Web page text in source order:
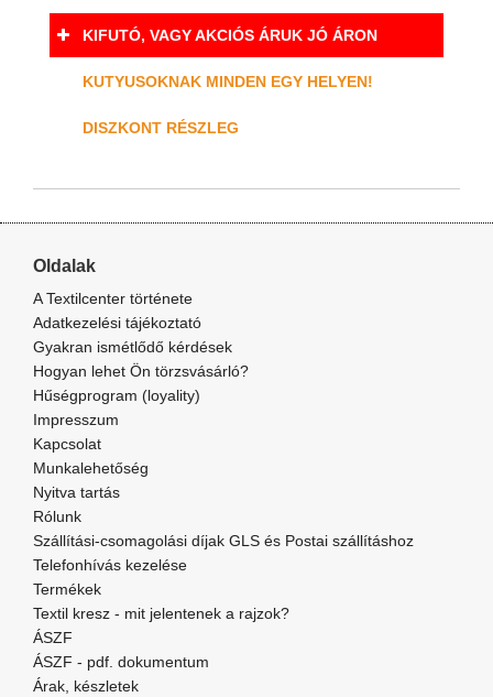
KIFUTÓ, VAGY AKCIÓS ÁRUK JÓ ÁRON
KUTYUSOKNAK MINDEN EGY HELYEN!
DISZKONT RÉSZLEG
Oldalak
A Textilcenter története
Adatkezelési tájékoztató
Gyakran ismétlődő kérdések
Hogyan lehet Ön törzsvásárló?
Hűségprogram (loyality)
Impresszum
Kapcsolat
Munkalehetőség
Nyitva tartás
Rólunk
Szállítási-csomagolási díjak GLS és Postai szállításhoz
Telefonhívás kezelése
Termékek
Textil kresz - mit jelentenek a rajzok?
ÁSZF
ÁSZF - pdf. dokumentum
Árak, készletek